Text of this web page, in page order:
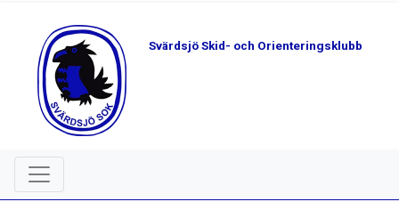
Svärdsjö Skid- och Orienteringsklubb